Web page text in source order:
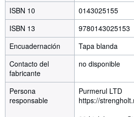
ISBN 10
0143025155
ISBN 13
9780143025153
Encuadernación
Tapa blanda
Contacto del
fabricante
no disponible
Persona
responsable
Purmerul LTD
https://